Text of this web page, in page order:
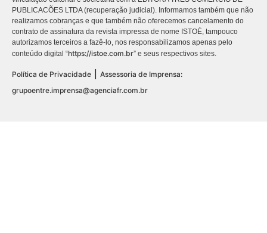
PUBLICACÕES LTDA (recuperação judicial). Informamos também que não
realizamos cobranças e que também não oferecemos cancelamento do
contrato de assinatura da revista impressa de nome ISTOÉ, tampouco
autorizamos terceiros a fazê-lo, nos responsabilizamos apenas pelo
conteúdo digital “https://istoe.com.br” e seus respectivos sites.
Política de Privacidade
Assessoria de Imprensa:
grupoentre.imprensa@agenciafr.com.br